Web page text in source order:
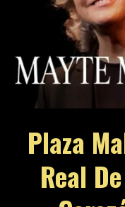
Plaza
Real